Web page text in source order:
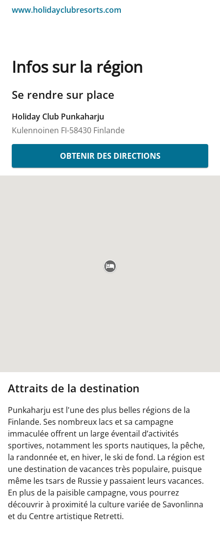
www.holidayclubresorts.com
Infos sur la région
Se rendre sur place
Holiday Club Punkaharju
Kulennoinen FI-58430 Finlande
OBTENIR DES DIRECTIONS
Attraits de la destination
Punkaharju est l'une des plus belles régions de la
Finlande. Ses nombreux lacs et sa campagne
immaculée offrent un large éventail d’activités
sportives, notamment les sports nautiques, la pêche,
la randonnée et, en hiver, le ski de fond. La région est
une destination de vacances très populaire, puisque
même les tsars de Russie y passaient leurs vacances.
En plus de la paisible campagne, vous pourrez
découvrir à proximité la culture variée de Savonlinna
et du Centre artistique Retretti.